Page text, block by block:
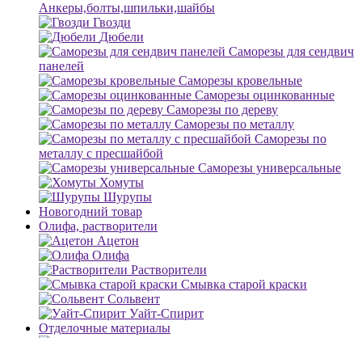
Анкеры,болты,шпильки,шайбы
Гвозди
Дюбели
Саморезы для сендвич
панелей
Саморезы кровельные
Саморезы оцинкованные
Саморезы по дереву
Саморезы по металлу
Саморезы по
металлу с пресшайбой
Саморезы универсальные
Хомуты
Шурупы
Новогодний товар
Олифа, растворители
Ацетон
Олифа
Растворители
Смывка старой краски
Сольвент
Уайт-Спирит
Отделочные материалы